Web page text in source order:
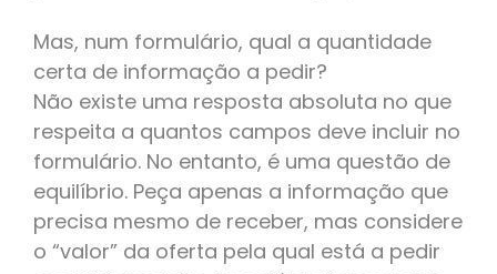
Mas, num formulário, qual a quantidade
certa de informação a pedir?
Não existe uma resposta absoluta no que
respeita a quantos campos deve incluir no
formulário. No entanto, é uma questão de
equilíbrio. Peça apenas a informação que
precisa mesmo de receber, mas considere
o “valor” da oferta pela qual está a pedir